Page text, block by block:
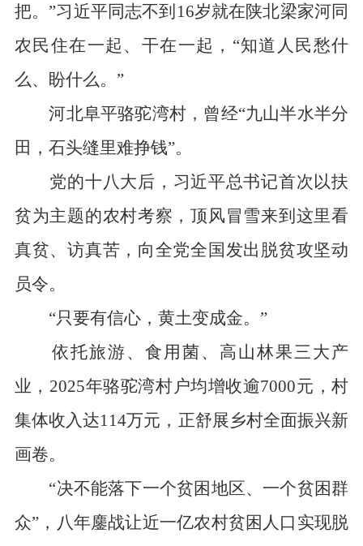
把。”习近平同志不到16岁就在陕北梁家河同
农民住在一起、干在一起，“知道人民愁什
么、盼什么。”
河北阜平骆驼湾村，曾经“九山半水半分
田，石头缝里难挣钱”。
党的十八大后，习近平总书记首次以扶
贫为主题的农村考察，顶风冒雪来到这里看
真贫、访真苦，向全党全国发出脱贫攻坚动
员令。
“只要有信心，黄土变成金。”
依托旅游、食用菌、高山林果三大产
业，2025年骆驼湾村户均增收逾7000元，村
集体收入达114万元，正舒展乡村全面振兴新
画卷。
“决不能落下一个贫困地区、一个贫困群
众”，八年鏖战让近一亿农村贫困人口实现脱